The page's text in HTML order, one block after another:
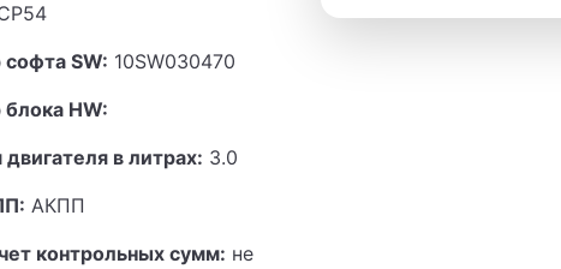
SW: 10SW030470
HW:
в литрах: 3.0
АКПП
контрольных сумм: не